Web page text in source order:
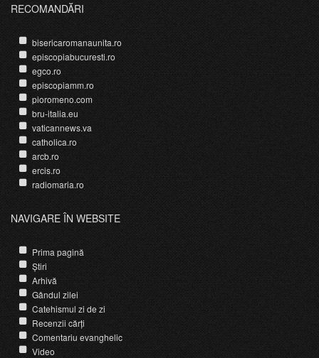
RECOMANDĂRI
bisericaromanaunita.ro
episcopiabucuresti.ro
egco.ro
episcopiamm.ro
pioromeno.com
bru-italia.eu
vaticannews.va
catholica.ro
arcb.ro
ercis.ro
radiomaria.ro
NAVIGARE ÎN WEBSITE
Prima pagină
Știri
Arhivă
Gândul zilei
Catehismul zi de zi
Recenzii cărți
Comentariu evanghelic
Video